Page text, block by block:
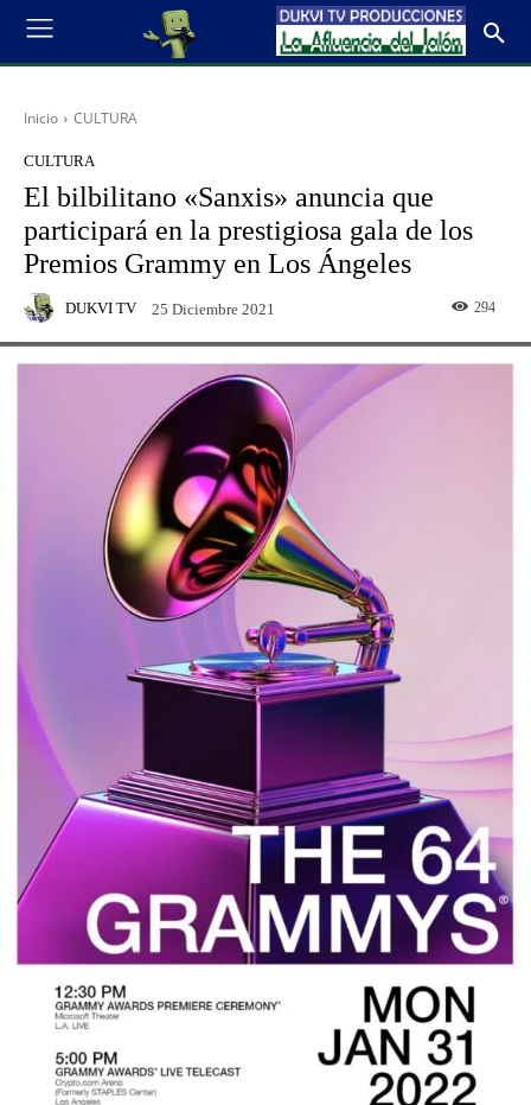
Inicio CULTURA
CULTURA
El bilbilitano «Sanxis» anuncia que
participará en la prestigiosa gala de los
Premios Grammy en Los Ángeles
DUKVI TV 25 Diciembre 2021 294